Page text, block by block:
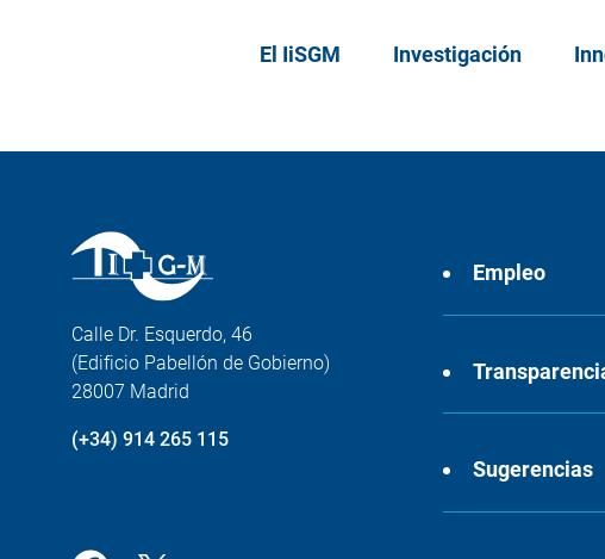
El IiSGM Investigación
Calle Dr. Esquerdo, 46
(Edificio Pabellón de Gobierno)
28007 Madrid
(+34) 914 265 115
Empleo
Sugerencias